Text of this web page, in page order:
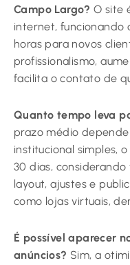
Campo Largo? O site
internet, funcionando
horas para novos
profissionalismo,
facilita o contato de
Quanto tempo leva
prazo médio
institucional simples,
30 dias,
layout, ajustes e
como lojas virtuais,
É possível aparecer
anúncios? Sim, a